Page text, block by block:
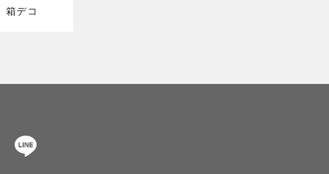
箱デコ